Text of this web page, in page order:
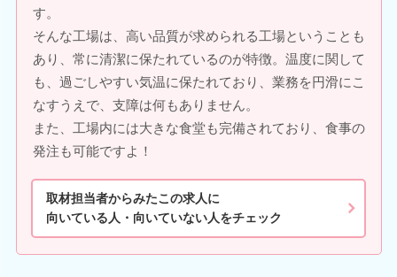
す。
そんな工場は、高い品質が求められる工場ということも
あり、常に清潔に保たれているのが特徴。温度に関して
も、過ごしやすい気温に保たれており、業務を円滑にこ
なすうえで、支障は何もありません。
また、工場内には大きな食堂も完備されており、食事の
発注も可能ですよ！
取材担当者からみたこの求人に
向いている人・向いていない人をチェック